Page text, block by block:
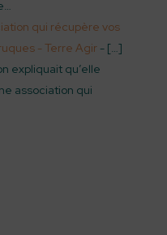
qui récupère vos
- Terre Agir- […]
expliquait qu’elle
association qui